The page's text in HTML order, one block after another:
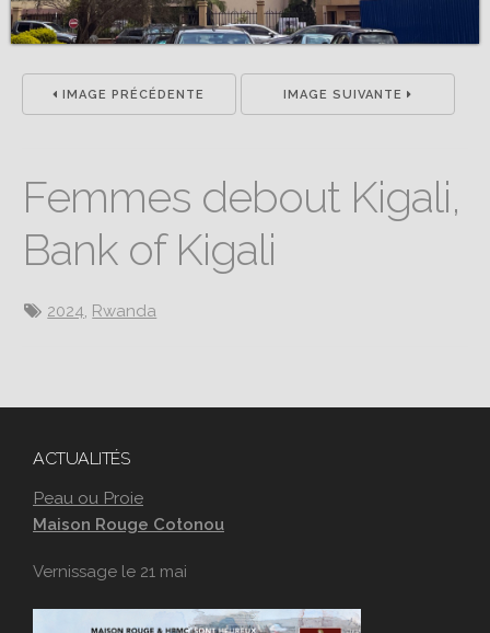
IMAGE PRÉCÉDENTE IMAGE SUIVANTE
Femmes debout Kigali,
Bank of Kigali
2024, Rwanda
ACTUALITÉS
Peau ou Proie
Maison Rouge Cotonou
Vernissage le 21 mai